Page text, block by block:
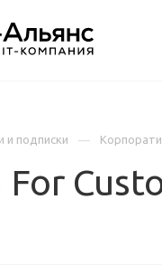
и подписки
For